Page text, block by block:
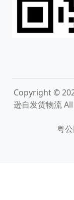
Copyright ©
逊自发货物流All
粤